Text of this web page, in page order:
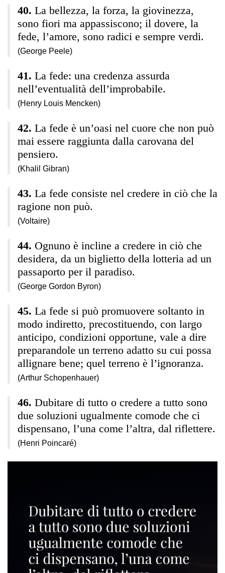
La bellezza, la forza, la giovinezza,
sono fiori ma appassiscono; il dovere, la
fede, l’amore, sono radici e sempre verdi.
(George Peele)
La fede: una credenza assurda
nell’eventualità dell’improbabile.
(Henry Louis Mencken)
La fede è un’oasi nel cuore che non può
mai essere raggiunta dalla carovana del
pensiero.
(Khalil Gibran)
La fede consiste nel credere in ciò che la
ragione non può.
(Voltaire)
Ognuno è incline a credere in ciò che
desidera, da un biglietto della lotteria ad un
passaporto per il paradiso.
(George Gordon Byron)
La fede si può promuovere soltanto in
modo indiretto, precostituendo, con largo
anticipo, condizioni opportune, vale a dire
preparandole un terreno adatto su cui possa
allignare bene; quel terreno è l’ignoranza.
(Arthur Schopenhauer)
Dubitare di tutto o credere a tutto sono
due soluzioni ugualmente comode che ci
dispensano, l’una come l’altra, dal riflettere.
(Henri Poincaré)